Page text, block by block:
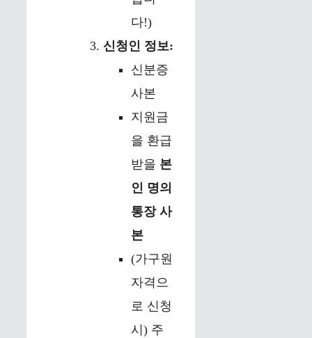
다!)
신청인 정보:
신분증
사본
지원금
을 환급
받을 본
인 명의
통장 사
본
(가구원
자격으
로 신청
시) 주